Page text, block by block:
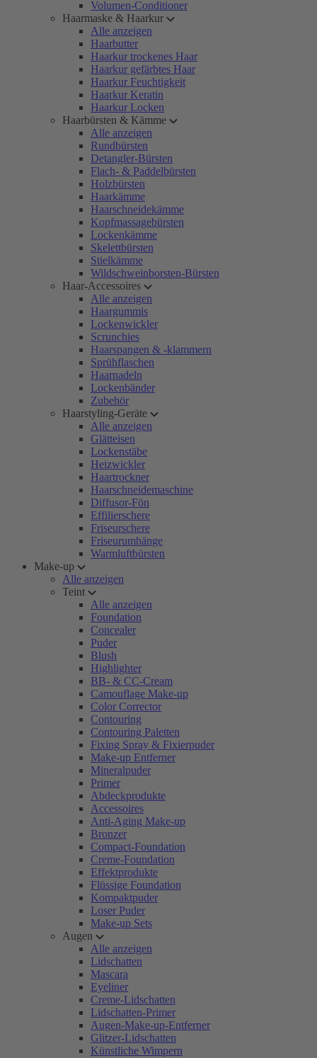
Volumen-Conditioner
Haarmaske & Haarkur
Alle anzeigen
Haarbutter
Haarkur trockenes Haar
Haarkur gefärbtes Haar
Haarkur Feuchtigkeit
Haarkur Keratin
Haarkur Locken
Haarbürsten & Kämme
Alle anzeigen
Rundbürsten
Detangler-Bürsten
Flach- & Paddelbürsten
Holzbürsten
Haarkämme
Haarschneidekämme
Kopfmassagebürsten
Lockenkämme
Skelettbürsten
Stielkämme
Wildschweinborsten-Bürsten
Haar-Accessoires
Alle anzeigen
Haargummis
Lockenwickler
Scrunchies
Haarspangen & -klammern
Sprühflaschen
Haarnadeln
Lockenbänder
Zubehör
Haarstyling-Geräte
Alle anzeigen
Glätteisen
Lockenstäbe
Heizwickler
Haartrockner
Haarschneidemaschine
Diffusor-Fön
Effilierschere
Friseurschere
Friseurumhänge
Warmluftbürsten
Make-up
Alle anzeigen
Teint
Alle anzeigen
Foundation
Concealer
Puder
Blush
Highlighter
BB- & CC-Cream
Camouflage Make-up
Color Corrector
Contouring
Contouring Paletten
Fixing Spray & Fixierpuder
Make-up Entferner
Mineralpuder
Primer
Abdeckprodukte
Accessoires
Anti-Aging Make-up
Bronzer
Compact-Foundation
Creme-Foundation
Effektprodukte
Flüssige Foundation
Kompaktpuder
Loser Puder
Make-up Sets
Augen
Alle anzeigen
Lidschatten
Mascara
Eyeliner
Creme-Lidschatten
Lidschatten-Primer
Augen-Make-up-Entferner
Glitzer-Lidschatten
Künstliche Wimpern